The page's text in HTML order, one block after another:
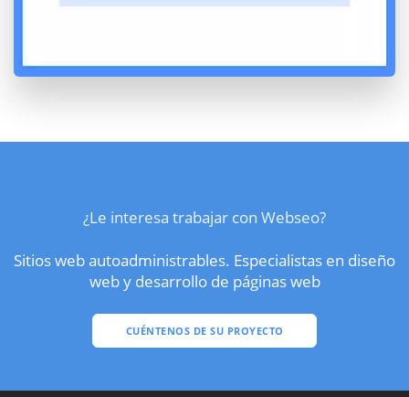
¿Le interesa trabajar con Webseo?
Sitios web autoadministrables. Especialistas en diseño
web y desarrollo de páginas web
CUÉNTENOS DE SU PROYECTO